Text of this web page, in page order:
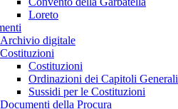
Loreto
Archivio digitale
Costituzioni
Costituzioni
Ordinazioni dei Capitoli Generali
Sussidi per le Costituzioni
Documenti della Procura